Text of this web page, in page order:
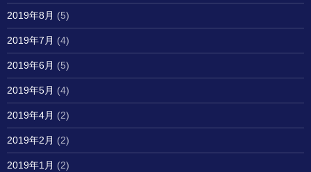
2019年8月 (5)
2019年7月 (4)
2019年6月 (5)
2019年5月 (4)
2019年4月 (2)
2019年2月 (2)
2019年1月 (2)